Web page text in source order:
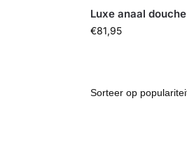
Luxe anaal douche
€81,95